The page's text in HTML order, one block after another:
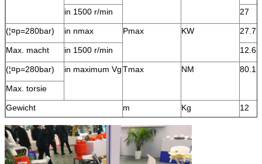
in 1500 r/min 27
(¦¤p=280bar) in nmax Pmax KW 27.7
Max. macht in 1500 r/min 12.6
(¦¤p=280bar) in maximum VgTmax NM 80.1
Max. torsie
Gewicht m Kg 12